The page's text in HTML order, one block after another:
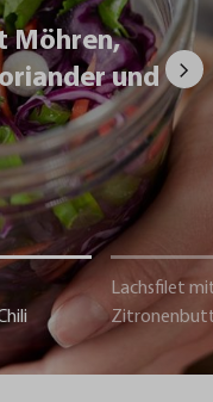
Möhren,
und
Lachsfilet